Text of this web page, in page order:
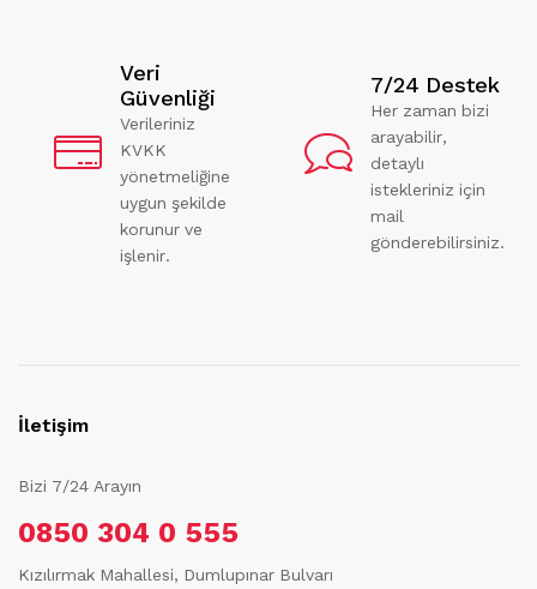
Veri
Güvenliği
Verileriniz
KVKK
yönetmeliğine
uygun şekilde
korunur ve
işlenir.
7/24 Destek
Her zaman bizi
arayabilir,
detaylı
istekleriniz için
mail
gönderebilirsiniz.
İletişim
Bizi 7/24 Arayın
0850 304 0 555
Kızılırmak Mahallesi, Dumlupınar Bulvarı